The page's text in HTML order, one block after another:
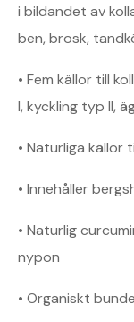
i bildandet av
ben, brosk,
• Fem källor till
I, kyckling typ II,
• Naturliga
• Innehåller
• Naturlig
nypon
• Organiskt